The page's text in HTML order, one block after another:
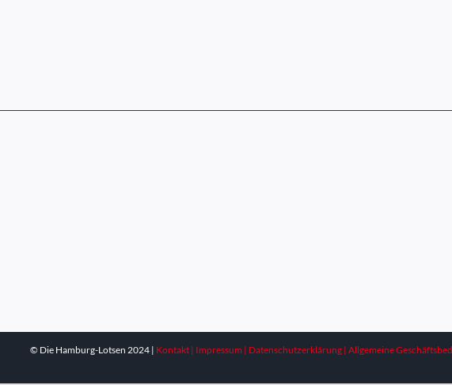
© Die Hamburg-Lotsen 2024 | Kontakt | Impressum | Datenschutzerklärung | Allgemeine